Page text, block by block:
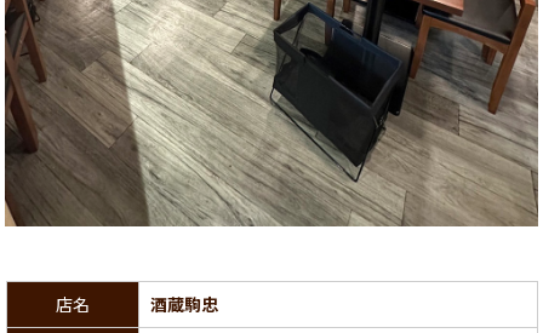
店名 酒蔵駒忠